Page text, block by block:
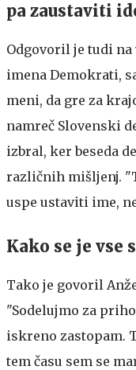
pa zaustaviti
Odgovoril je tudi
imena Demokrati,
meni, da gre za
namreč Slovenski
izbral, ker beseda
različnih mišljenj.
uspe ustaviti ime,
Kako se je vse
Tako je govoril
"Sodelujmo za
iskreno zastopam.
tem času sem se